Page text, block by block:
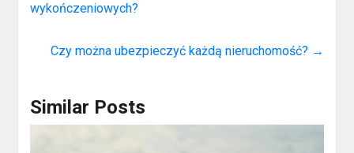
wykończeniowych?
Czy można ubezpieczyć każdą nieruchomość? →
Similar Posts